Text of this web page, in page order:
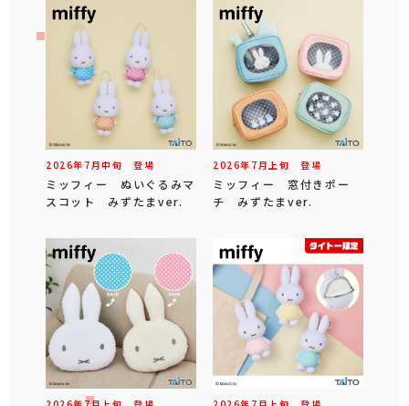
2026年 7 月中旬 登場
ミッフィー ぬいぐるみマ
スコット みずたまver.
2026年 7 月 上旬 登場
ミッフィー 窓付きポー
チ みずたまver.
2026年 7月 上旬 登場 2026年 7 月 上旬 登場